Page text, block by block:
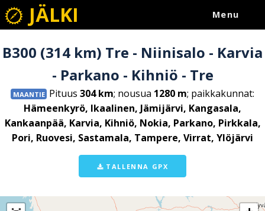
JÄLKI Menu
B300 (314 km) Tre - Niinisalo - Karvia
- Parkano - Kihniö - Tre
MAANTIE Pituus 304 km; nousua 1280 m; paikkakunnat:
Hämeenkyrö, Ikaalinen, Jämijärvi, Kangasala,
Kankaanpää, Karvia, Kihniö, Nokia, Parkano, Pirkkala,
Pori, Ruovesi, Sastamala, Tampere, Virrat, Ylöjärvi
TALLENNA GPX